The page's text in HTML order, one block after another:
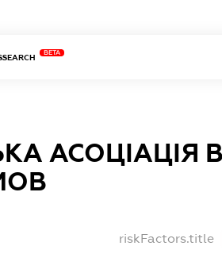
BETA
АСОЦІАЦІЯ
riskFactors.title